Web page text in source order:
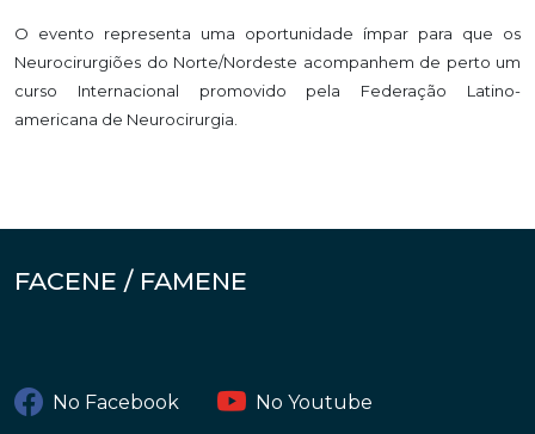
O evento representa uma oportunidade ímpar para que os
Neurocirurgiões do Norte/Nordeste acompanhem de perto um
curso Internacional promovido pela Federação Latino-
americana de Neurocirurgia.
FACENE / FAMENE
No Facebook No Youtube